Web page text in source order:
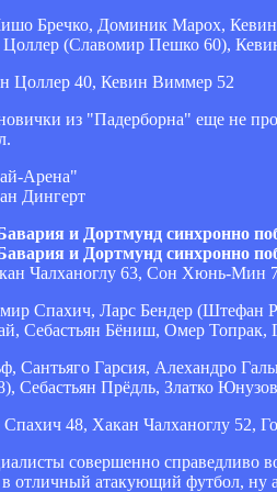
Бречко, Доминик Марох, Кевин
(Славомир Пешко 60),
Цоллер 40, Кевин Виммер 52
из "Падерборна" еще не
Арена"
Дингерт
Чалханоглу 63, Сон Хюнь-Мин
Спахич, Ларс Бендер (Штефан
Себастьян Бёниш, Омер Топрак,
Сантьяго Гарсия, Алехандро
Себастьян Прёдль, Златко
48, Хакан Чалханоглу 52,
совершенно справедливо
отличный атакующий футбол, ну